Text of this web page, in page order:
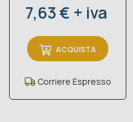
Prezzo
7,63 € + iva
ACQUISTA
Corriere Espresso